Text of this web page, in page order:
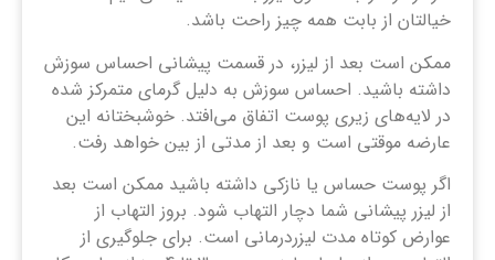
خیالتان از بابت همه چیز راحت باشد.
ممکن است بعد از لیزر، در قسمت پیشانی احساس سوزش
داشته باشید. احساس سوزش به دلیل گرمای متمرکز شده
در لایه‌های زیری پوست اتفاق می‌افتد. خوشبختانه این
عارضه موقتی است و بعد از مدتی از بین خواهد رفت.
اگر پوست حساس یا نازکی داشته باشید ممکن است بعد
از لیزر پیشانی شما دچار التهاب شود. بروز التهاب از
عوارض کوتاه‌ مدت لیزردرمانی است. برای جلوگیری از